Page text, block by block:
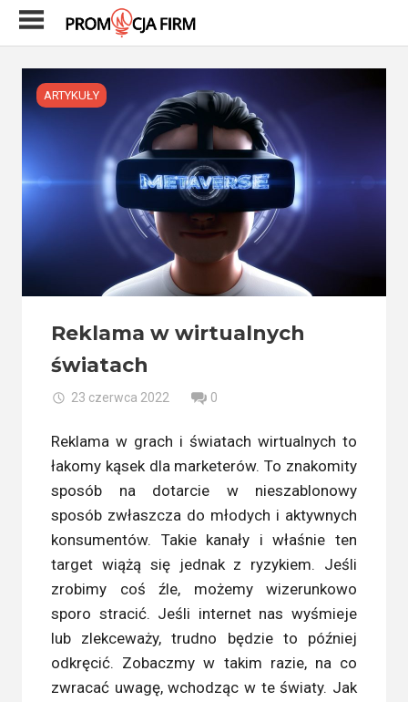
Skip
ARTYKUŁY
Reklama w wirtualnych
światach
23 czerwca 2022 0
Reklama w grach i światach wirtualnych to
łakomy kąsek dla marketerów. To znakomity
sposób na dotarcie w nieszablonowy
sposób zwłaszcza do młodych i aktywnych
konsumentów. Takie kanały i właśnie ten
target wiążą się jednak z ryzykiem. Jeśli
zrobimy coś źle, możemy wizerunkowo
sporo stracić. Jeśli internet nas wyśmieje
lub zlekceważy, trudno będzie to później
odkręcić. Zobaczmy w takim razie, na co
zwracać uwagę, wchodząc w te światy. Jak